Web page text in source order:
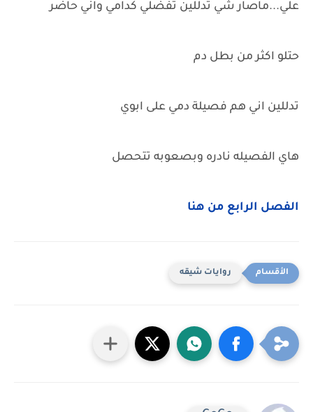
علي...ماصار شي تدللين تفضلي كدامي واني حاضر
حتلو اكثر من بطل دم
تدللين اني هم فصيلة دمي على ابوي
هاي الفصيله نادره وبصعوبه تتحصل
الفصل الرابع من هنا
روايات شيقه